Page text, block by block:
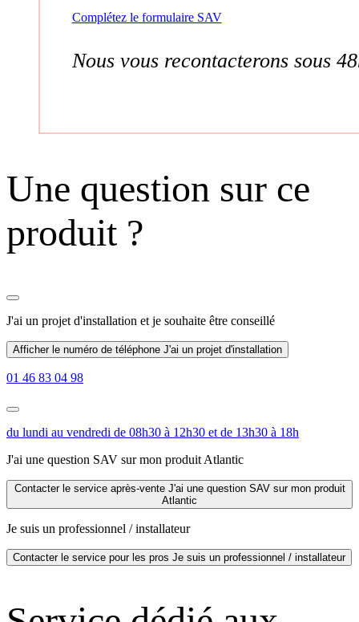
Complétez le formulaire SAV
Nous vous recontacterons sous
Une question sur ce
produit ?
J'ai un projet d'installation et je souhaite être conseillé
Afficher le numéro de téléphone J'ai un projet d'installation
01 46 83 04 98
du lundi au vendredi de 08h30 à 12h30 et de 13h30 à 18h
J'ai une question SAV sur mon produit Atlantic
Contacter le service après-vente J'ai une question SAV sur mon produit
Atlantic
Je suis un professionnel / installateur
Contacter le service pour les pros Je suis un professionnel / installateur